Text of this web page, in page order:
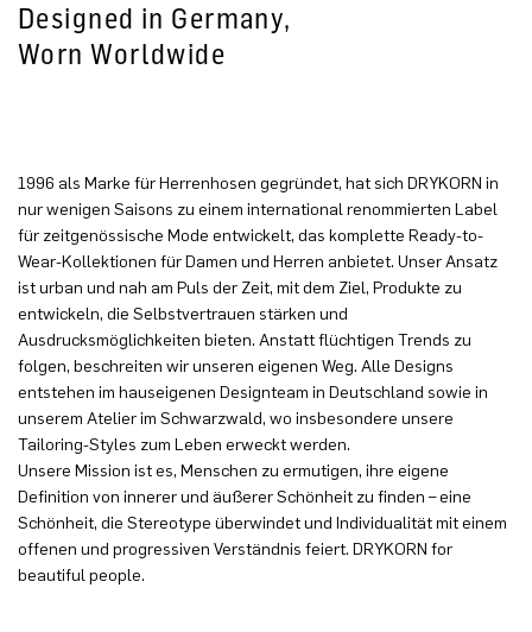
Designed in Germany,
Worn Worldwide
1996 als Marke für Herrenhosen gegründet, hat sich DRYKORN in
nur wenigen Saisons zu einem international renommierten Label
für zeitgenössische Mode entwickelt, das komplette Ready-to-
Wear-Kollektionen für Damen und Herren anbietet. Unser Ansatz
ist urban und nah am Puls der Zeit, mit dem Ziel, Produkte zu
entwickeln, die Selbstvertrauen stärken und
Ausdrucksmöglichkeiten bieten. Anstatt flüchtigen Trends zu
folgen, beschreiten wir unseren eigenen Weg. Alle Designs
entstehen im hauseigenen Designteam in Deutschland sowie in
unserem Atelier im Schwarzwald, wo insbesondere unsere
Tailoring-Styles zum Leben erweckt werden.
Unsere Mission ist es, Menschen zu ermutigen, ihre eigene
Definition von innerer und äußerer Schönheit zu finden – eine
Schönheit, die Stereotype überwindet und Individualität mit einem
offenen und progressiven Verständnis feiert. DRYKORN for
beautiful people.